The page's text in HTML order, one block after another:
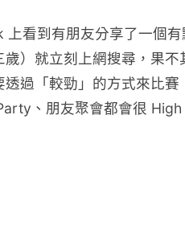
上看到有朋友分享了一個
）就立刻上網搜尋，果
過「較勁」的方式來比
、朋友聚會都會很